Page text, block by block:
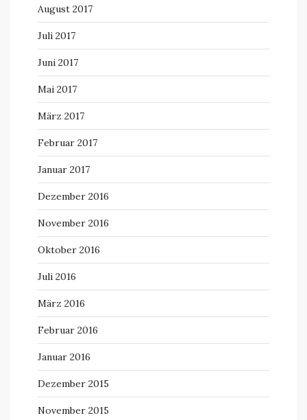
August 2017
Juli 2017
Juni 2017
Mai 2017
März 2017
Februar 2017
Januar 2017
Dezember 2016
November 2016
Oktober 2016
Juli 2016
März 2016
Februar 2016
Januar 2016
Dezember 2015
November 2015